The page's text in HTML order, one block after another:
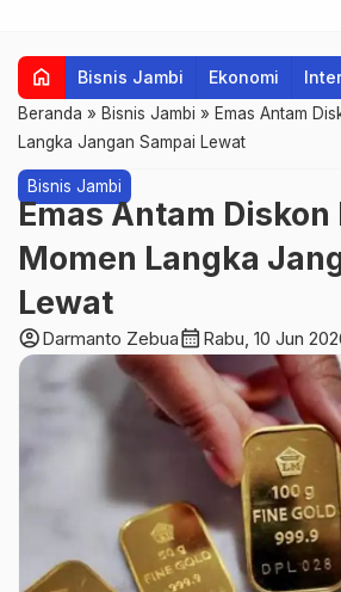
home Bisnis Jambi Ekonomi
Beranda » Bisnis Jambi » Emas Antam
Langka Jangan Sampai Lewat
Bisnis Jambi
Emas Antam Diskon
Momen Langka
Lewat
account_circleDarmanto Zebuacalendar_month Rabu, 10 Jun